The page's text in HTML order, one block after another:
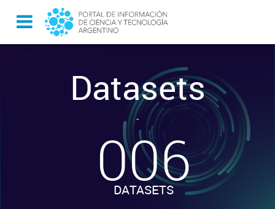
Datasets
-
006
DATASETS